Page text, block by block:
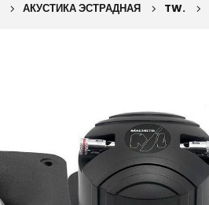
АКУСТИКА ЭСТРАДНАЯ TW.